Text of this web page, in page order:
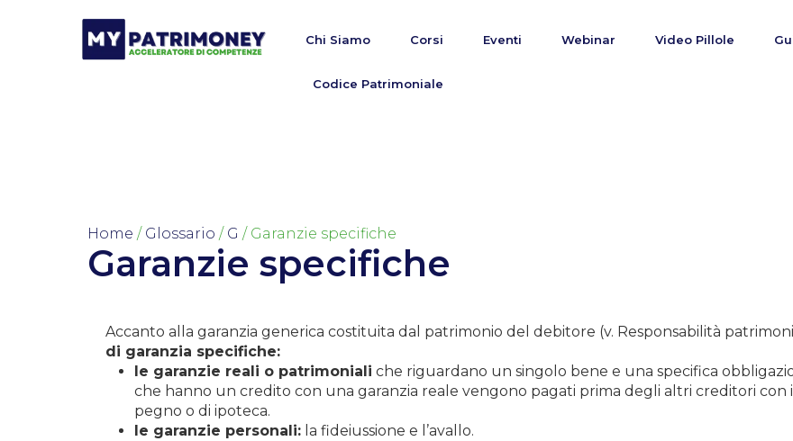
Chi Siamo Corsi Eventi Webinar Video Pillole
Codice Patrimoniale
Home / Glossario / G / Garanzie specifiche
Garanzie specifiche
Accanto alla garanzia generica costituita dal patrimonio del debitore (v. Responsabilità
di garanzia specifiche:
le garanzie reali o patrimoniali che riguardano un singolo bene e una specifica
che hanno un credito con una garanzia reale vengono pagati prima degli altri creditori
pegno o di ipoteca.
le garanzie personali: la fideiussione e l’avallo.